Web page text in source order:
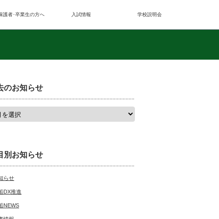
護者･卒業生の方へ 入試情報 学校説明会
のお知らせ
別お知らせ
らせ
DX推進
NEWS